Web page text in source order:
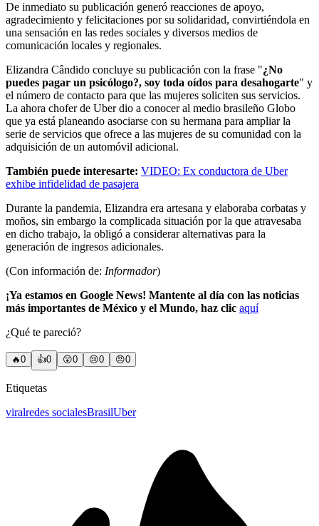
De inmediato su publicación generó reacciones de apoyo,
agradecimiento y felicitaciones por su solidaridad, convirtiéndola en
una sensación en las redes sociales y diversos medios de
comunicación locales y regionales.
Elizandra Cândido concluye su publicación con la frase "¿No
puedes pagar un psicólogo?, soy toda oídos para desahogarte" y
el número de contacto para que las mujeres soliciten sus servicios.
La ahora chofer de Uber dio a conocer al medio brasileño Globo
que ya está planeando asociarse con su hermana para ampliar la
serie de servicios que ofrece a las mujeres de su comunidad con la
adquisición de un automóvil adicional.
También puede interesarte: VIDEO: Ex conductora de Uber
exhibe infidelidad de pasajera
Durante la pandemia, Elizandra era artesana y elaboraba corbatas y
moños, sin embargo la complicada situación por la que atravesaba
en dicho trabajo, la obligó a considerar alternativas para la
generación de ingresos adicionales.
(Con información de: Informador)
¡Ya estamos en Google News! Mantente al día con las noticias
más importantes de México y el Mundo, haz clic aquí
¿Qué te pareció?
🔥0 👍0 😲0 😢0 😠0
Etiquetas
viralredes socialesBrasilUber